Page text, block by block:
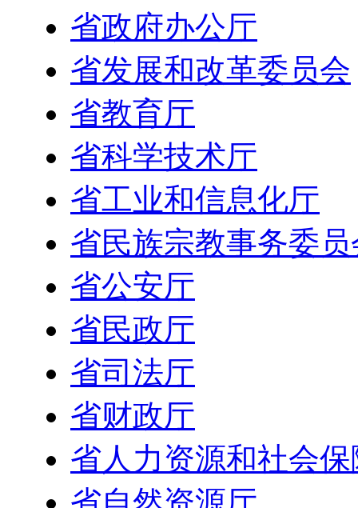
省政府办公厅
省发展和改革委员会
省教育厅
省科学技术厅
省工业和信息化厅
省民族宗教事务委员
省公安厅
省民政厅
省司法厅
省财政厅
省人力资源和社会